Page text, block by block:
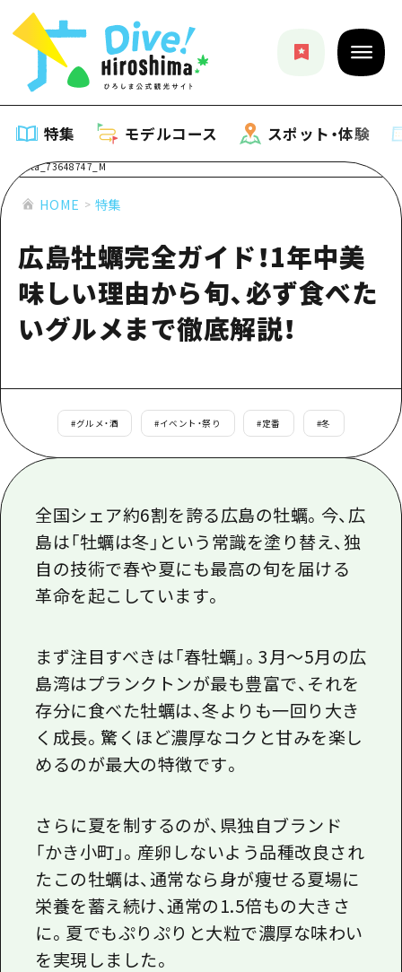
特集 モデルコース スポット・体験
特集
特集一覧
おすすめ
アート
グルメ・酒
サイクリング
スポーツ
ナイトライフ
世界遺産
定番
歴史・文化
癒し
自然
モデルコース
モデルコース一覧
Dive! Hiroshima 公式ガイド
あたらしい非日常
備後
備北
芸北
山口県東部
弾丸
日帰り
半日
2泊3日
スポット・体験
広島市周辺
備後
芸北
宮島周辺
山口県東部
島根県
旬情報
お役立ち情報
お役立ち情報一覧
アクセス
二次交通まとめ
お得な周遊チケット
手荷物預かり・配送サービス
広島おもてなしパス
HIROSHIMA FREE Wi-Fi
広島県を訪れる外国人旅行者向け情報一
ボランティアガイド
ユニバーサルツーリズム
ガイドブック
HOME
新着情報
事業者・学校関係者の皆さま
HOME 特集
広島牡蠣完全ガイド！1年中美
味しい理由から旬、必ず食べた
いグルメまで徹底解説！
#グルメ・酒 #イベント・祭り #定番 #冬
全国シェア約6割を誇る広島の牡蠣。今、広
島は「牡蠣は冬」という常識を塗り替え、独
自の技術で春や夏にも最高の旬を届ける
革命を起こしています。
まず注目すべきは「春牡蠣」。3月〜5月の広
島湾はプランクトンが最も豊富で、それを
存分に食べた牡蠣は、冬よりも一回り大き
く成長。驚くほど濃厚なコクと甘みを楽し
めるのが最大の特徴です。
さらに夏を制するのが、県独自ブランド
「かき小町」。産卵しないよう品種改良され
たこの牡蠣は、通常なら身が痩せる夏場に
栄養を蓄え続け、通常の1.5倍もの大きさ
に。夏でもぷりぷりと大粒で濃厚な味わい
を実現しました。